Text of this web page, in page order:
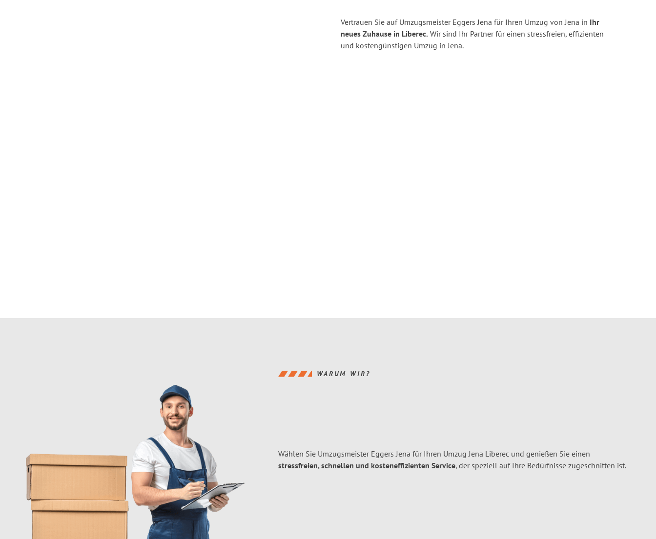
Vertrauen Sie auf Umzugsmeister Eggers Jena für Ihren Umzug von Jena in Ihr
neues Zuhause in Liberec. Wir sind Ihr Partner für einen stressfreien, effizienten
und kostengünstigen Umzug in Jena.
WARUM WIR?
Wählen Sie Umzugsmeister Eggers Jena für Ihren Umzug Jena Liberec und genießen Sie einen
stressfreien, schnellen und kosteneffizienten Service, der speziell auf Ihre Bedürfnisse zugeschnitten ist.